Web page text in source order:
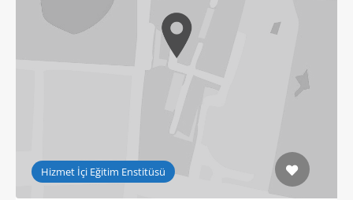
Hizmet İçi Eğitim Enstitüsü